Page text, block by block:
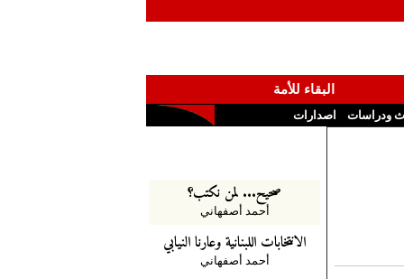
البقاء للأمة
ودراسات اصدارات
صحيح... لمن نكتب؟
أحمد أصفهاني
الانتخابات اللبنانية وعارنا النيابي
أحمد أصفهاني